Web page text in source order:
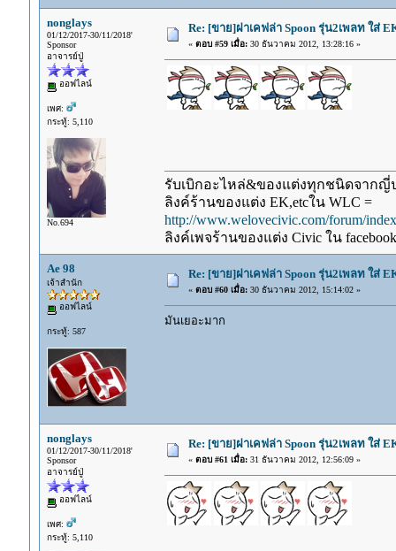
nonglays
01/12/2017-30/11/2018'
Sponsor
อาจารย์ปู่
ออฟไลน์
เพศ:
กระทู้: 5,110
No.694
Re: [ขาย]ฝาเคฟล่า Spoon รุ่น2เพลท ใส่
« ตอบ #59 เมื่อ:30 ธันวาคม 2012, 13:28:16 »
รับเบิกอะไหล่&ของแต่งทุกชนิดจากญี่
ลิงค์ร้านของแต่ง EK,etcใน WLC =
http://www.welovecivic.com/forum/
ลิงค์เพจร้านของแต่ง Civic ใน
Ae 98
เจ้าสำนัก
ออฟไลน์
กระทู้: 587
Re: [ขาย]ฝาเคฟล่า Spoon รุ่น2เพลท ใส่
« ตอบ #60 เมื่อ:30 ธันวาคม 2012, 15:14:02 »
มันเยอะมาก
nonglays
01/12/2017-30/11/2018'
Sponsor
อาจารย์ปู่
ออฟไลน์
เพศ:
กระทู้: 5,110
Re: [ขาย]ฝาเคฟล่า Spoon รุ่น2เพลท ใส่
« ตอบ #61 เมื่อ:31 ธันวาคม 2012, 12:56:09 »